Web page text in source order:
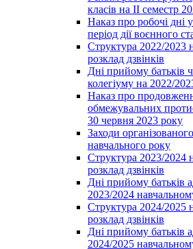
класів на ІІ семестр
Наказ про робочі дні
період дії воєнного
Структура 2022/2023
розклад дзвінків
Дні прийому батьків
колегіуму на 2022/
Наказ про
обмежувальних
30 червня 2023 року
Заходи
навчального року
Структура 2023/2024
розклад дзвінків
Дні прийому батьків
2023/2024
Структура 2024/2025
розклад дзвінків
Дні прийому батьків
2024/2025